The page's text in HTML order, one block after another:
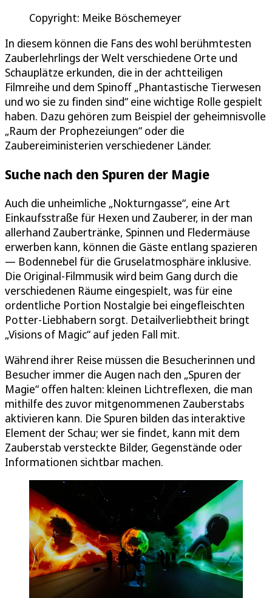
Copyright: Meike Böschemeyer
In diesem können die Fans des wohl berühmtesten
Zauberlehrlings der Welt verschiedene Orte und
Schauplätze erkunden, die in der achtteiligen
Filmreihe und dem Spinoff „Phantastische Tierwesen
und wo sie zu finden sind“ eine wichtige Rolle gespielt
haben. Dazu gehören zum Beispiel der geheimnisvolle
„Raum der Prophezeiungen“ oder die
Zaubereiministerien verschiedener Länder.
Suche nach den Spuren der Magie
Auch die unheimliche „Nokturngasse“, eine Art
Einkaufsstraße für Hexen und Zauberer, in der man
allerhand Zaubertränke, Spinnen und Fledermäuse
erwerben kann, können die Gäste entlang spazieren
— Bodennebel für die Gruselatmosphäre inklusive.
Die Original-Filmmusik wird beim Gang durch die
verschiedenen Räume eingespielt, was für eine
ordentliche Portion Nostalgie bei eingefleischten
Potter-Liebhabern sorgt. Detailverliebtheit bringt
„Visions of Magic“ auf jeden Fall mit.
Während ihrer Reise müssen die Besucherinnen und
Besucher immer die Augen nach den „Spuren der
Magie“ offen halten: kleinen Lichtreflexen, die man
mithilfe des zuvor mitgenommenen Zauberstabs
aktivieren kann. Die Spuren bilden das interaktive
Element der Schau; wer sie findet, kann mit dem
Zauberstab versteckte Bilder, Gegenstände oder
Informationen sichtbar machen.